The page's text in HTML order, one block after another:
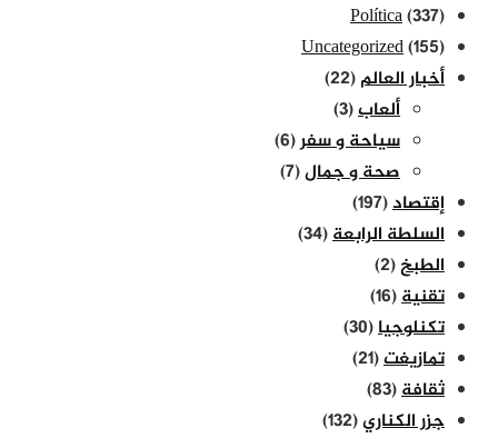
Política(337)
Uncategorized(155)
أخبار العالم(22)
ألعاب(3)
سياحة و سفر(6)
صحة و جمال(7)
إقتصاد(197)
السلطة الرابعة(34)
الطبخ(2)
تقنية(16)
تكنلوجيا(30)
تمازيغت(21)
ثقافة(83)
جزر الكناري(132)